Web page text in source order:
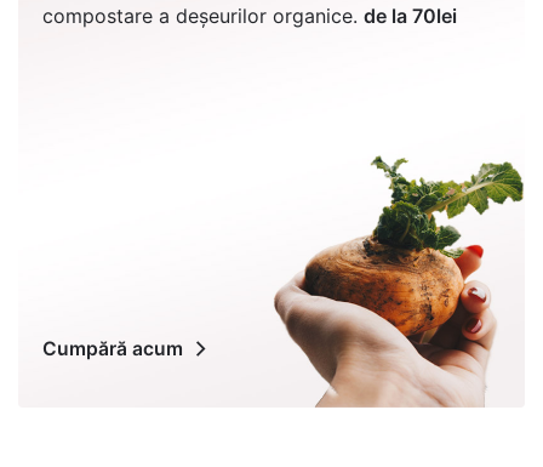
compostare a deșeurilor organice. de la 70lei
Cumpără acum